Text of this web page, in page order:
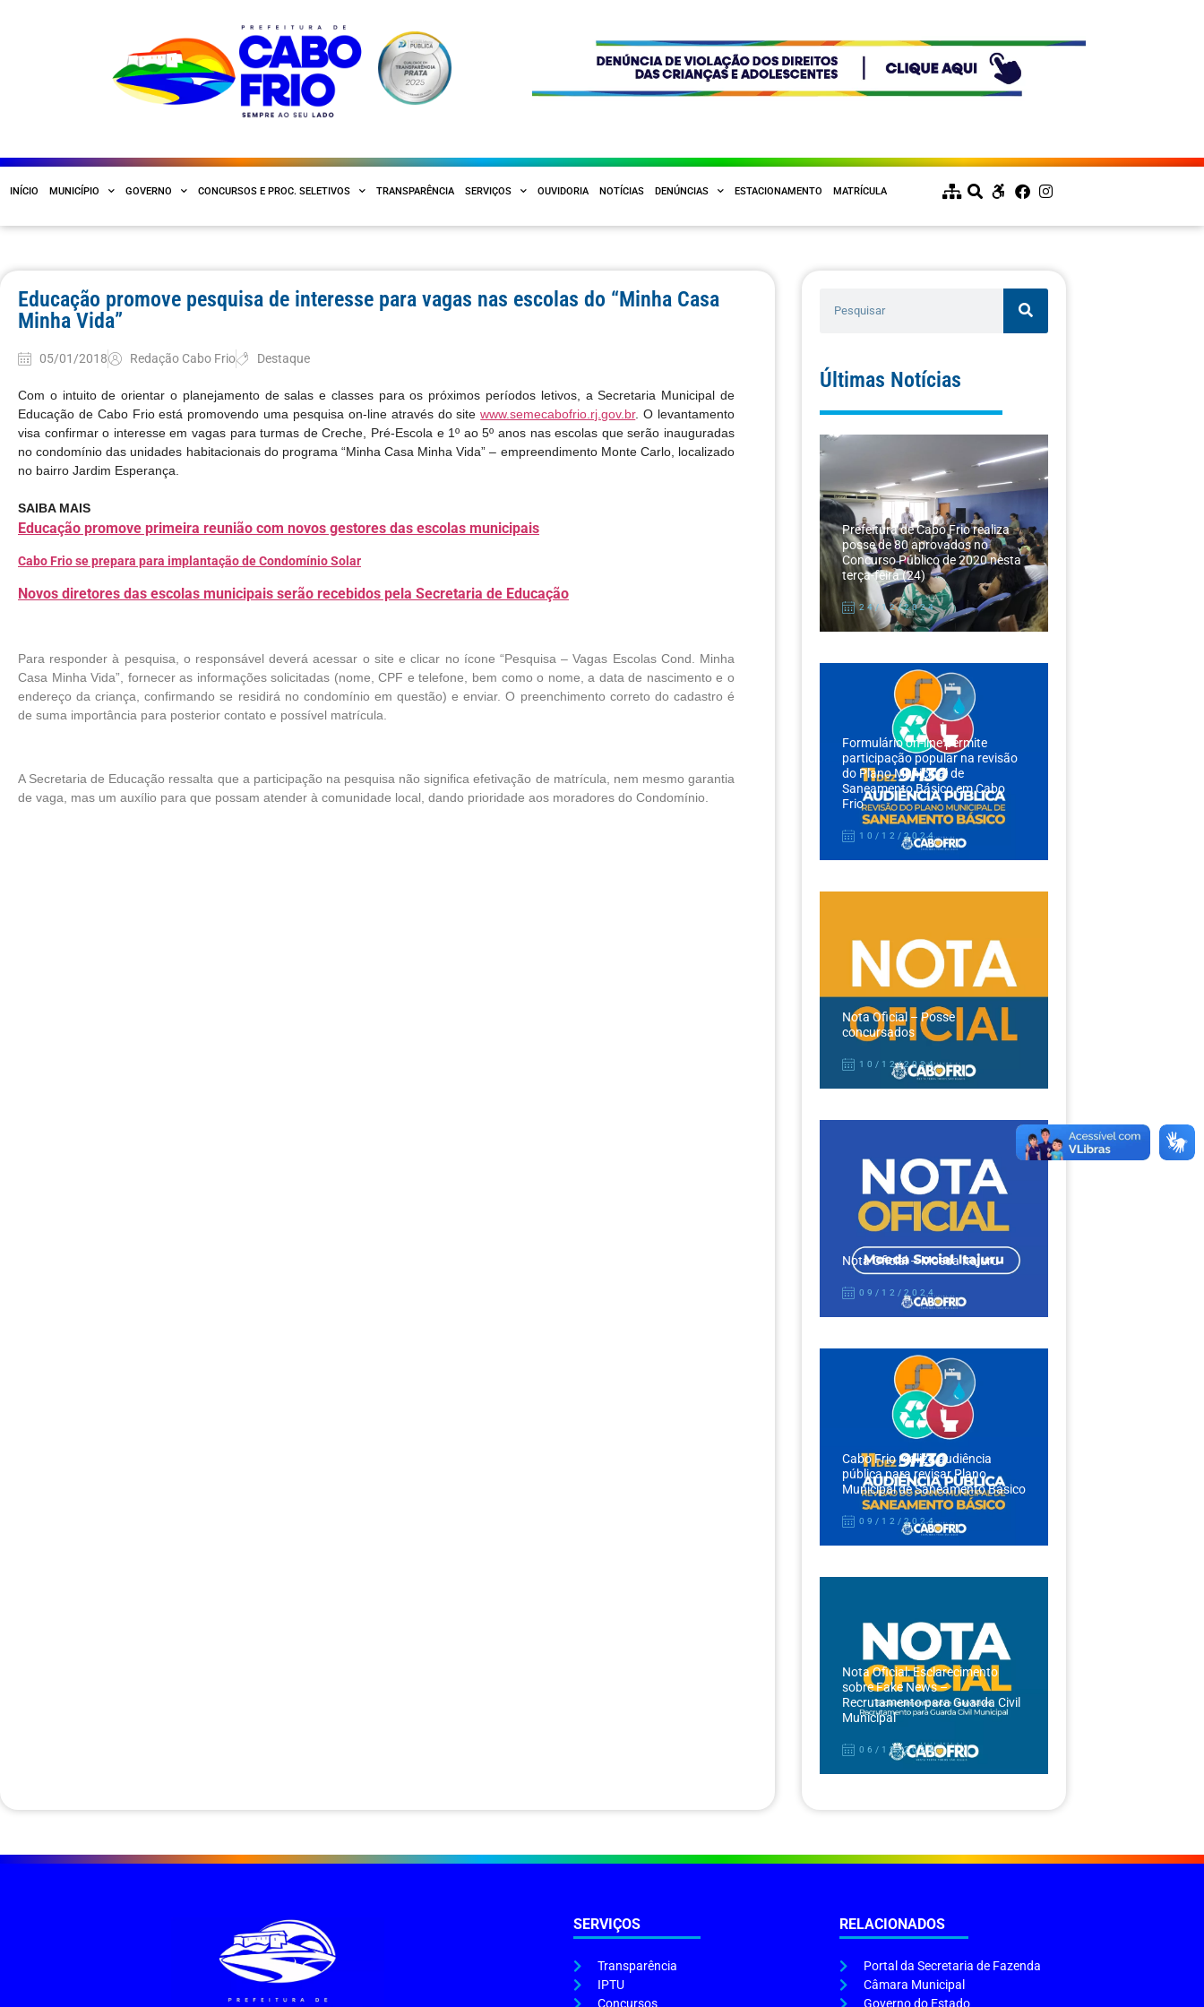
INÍCIO MUNICÍPIO GOVERNO CONCURSOS E PROC. SELETIVOS TRANSPARÊNCIA SERVIÇOS OUVIDORIA NOTÍCIAS DENÚNCIAS ESTACIONAMENTO MATRÍCULA
Educação promove pesquisa de interesse para vagas nas escolas do “Minha Casa
Minha Vida”
05/01/2018 Redação Cabo Frio Destaque
Com o intuito de orientar o planejamento de salas e classes para os próximos períodos letivos, a Secretaria Municipal de
Educação de Cabo Frio está promovendo uma pesquisa on-line através do sitewww.semecabofrio.rj.gov.br.O levantamento
visa confirmar o interesse em vagas para turmas de Creche, Pré-Escola e 1º ao 5º anos nas escolas que serão inauguradas
no condomínio das unidades habitacionais do programa “Minha Casa Minha Vida” – empreendimento Monte Carlo, localizado
no bairro Jardim Esperança.
SAIBA MAIS
Educação promove primeira reunião com novos gestores das escolas municipais
Cabo Frio se prepara para implantação de Condomínio Solar
Novos diretores das escolas municipais serão recebidos pela Secretaria de Educação
Para responder à pesquisa, o responsável deverá acessar o site e clicar no ícone “Pesquisa – Vagas Escolas Cond. Minha
Casa Minha Vida”, fornecer as informações solicitadas (nome, CPF e telefone, bem como o nome, a data de nascimento e o
endereço da criança, confirmando se residirá no condomínio em questão) e enviar. O preenchimento correto do cadastro é
de suma importância para posterior contato e possível matrícula.
A Secretaria de Educação ressalta que a participação na pesquisa não significa efetivação de matrícula, nem mesmo garantia
de vaga, mas um auxílio para que possam atender à comunidade local, dando prioridade aos moradores do Condomínio.
Últimas Notícias
Prefeitura de Cabo Frio realiza
posse de 80 aprovados no
Concurso Público de 2020 nesta
terça-feira (24)
24/12/2024
Formulário on-line permite
participação popular na revisão
do Plano Municipal de
Saneamento Básico em Cabo
Frio
10/12/2024
Nota Oficial – Posse
concursados
10/12/2024
Nota Oficial – Moeda Itajuru
09/12/2024
Cabo Frio realiza audiência
pública para revisar Plano
Municipal de Saneamento Básico
09/12/2024
Nota Oficial: Esclarecimento
sobre Fake News –
Recrutamento para Guarda Civil
Municipal
06/12/2024
SERVIÇOS
Transparência
IPTU
Concursos
RELACIONADOS
Portal da Secretaria de Fazenda
Câmara Municipal
Governo do Estado